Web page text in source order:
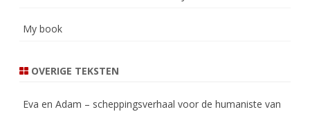
My book
OVERIGE TEKSTEN
Eva en Adam – scheppingsverhaal voor de humaniste van